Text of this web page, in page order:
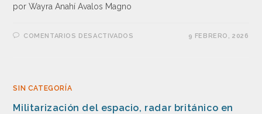
por Wayra Anahí Avalos Magno
COMENTARIOS DESACTIVADOS 9 FEBRERO, 2026
SIN CATEGORÍA
Militarización del espacio, radar británico en